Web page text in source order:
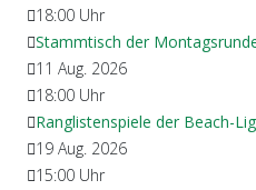
18:00 Uhr
Stammtisch der
11 Aug. 2026
18:00 Uhr
Ranglistenspiele der Beach-
19 Aug. 2026
15:00 Uhr